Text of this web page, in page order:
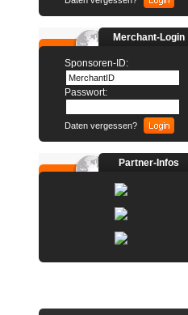
Merchant-Login
Sponsoren-ID:
Passwort:
Daten vergessen?
Partner-Infos